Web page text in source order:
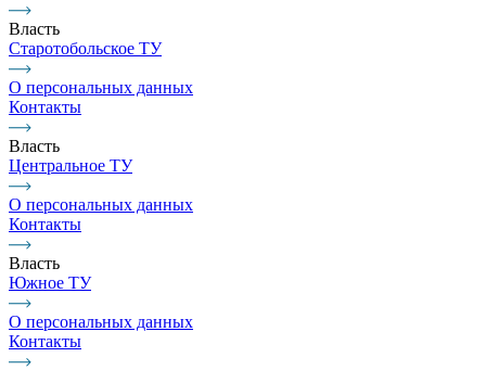
Власть
Старотобольское ТУ
О персональных данных
Контакты
Власть
Центральное ТУ
О персональных данных
Контакты
Власть
Южное ТУ
О персональных данных
Контакты